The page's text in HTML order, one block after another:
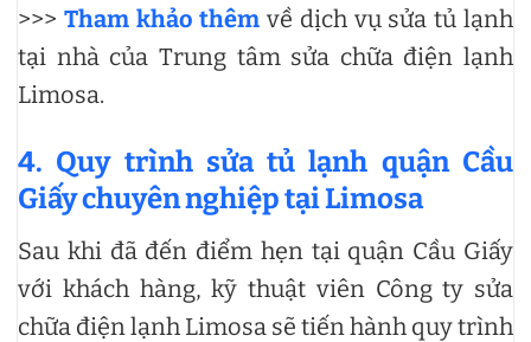
>>> Tham khảo thêm về dịch vụ sửa tủ lạnh
tại nhà của Trung tâm sửa chữa điện lạnh
Limosa.
4. Quy trình sửa tủ lạnh quận Cầu
Giấy chuyên nghiệp tại Limosa
Sau khi đã đến điểm hẹn tại quận Cầu Giấy
với khách hàng, kỹ thuật viên Công ty sửa
chữa điện lạnh Limosa sẽ tiến hành quy trình